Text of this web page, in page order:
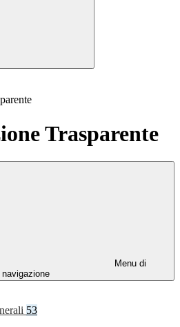
Trasparente
Menu di
navigazione
53